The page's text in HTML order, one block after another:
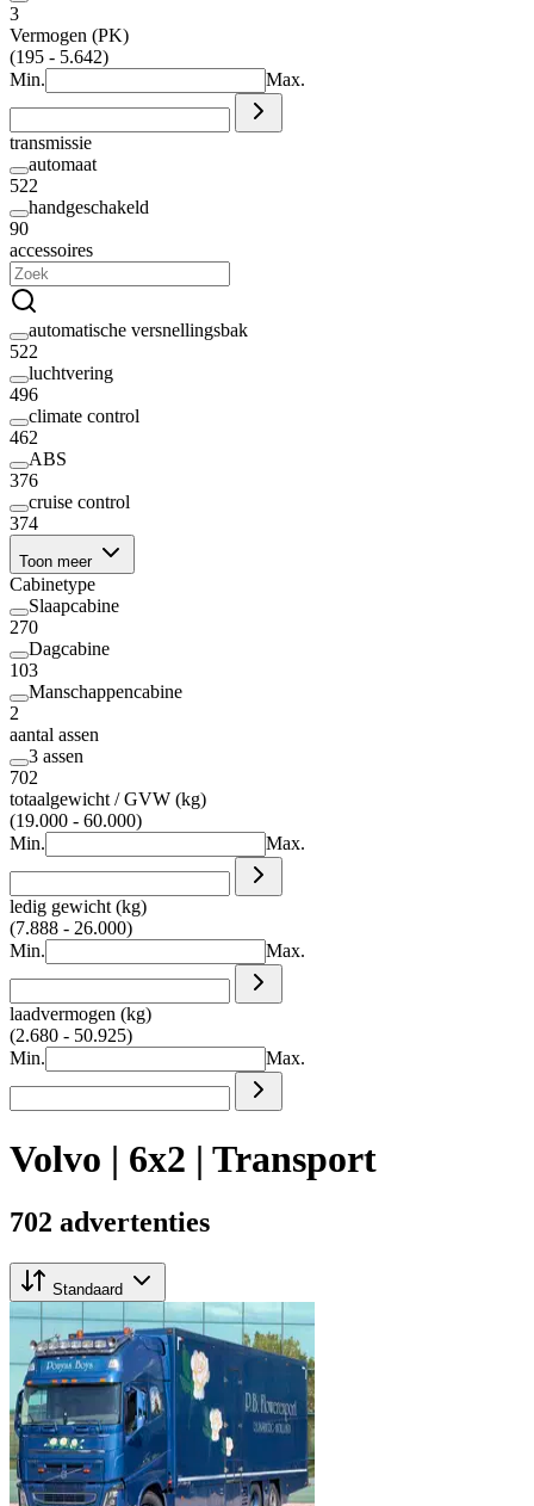
3
Vermogen (PK)
(195 - 5.642)
Min.
Max.
transmissie
automaat
522
handgeschakeld
90
accessoires
automatische versnellingsbak
522
luchtvering
496
climate control
462
ABS
376
cruise control
374
Toon meer
Cabinetype
Slaapcabine
270
Dagcabine
103
Manschappencabine
2
aantal assen
3 assen
702
totaalgewicht / GVW (kg)
(19.000 - 60.000)
Min.
Max.
ledig gewicht (kg)
(7.888 - 26.000)
Min.
Max.
laadvermogen (kg)
(2.680 - 50.925)
Min.
Max.
Volvo | 6x2 | Transport
702 advertenties
Standaard